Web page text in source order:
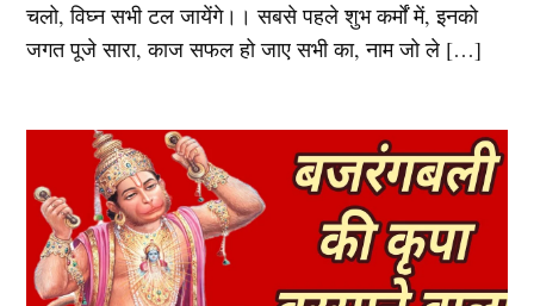
चलो, विघ्न सभी टल जायेंगे।। सबसे पहले शुभ कर्मों में, इनको
जगत पूजे सारा, काज सफल हो जाए सभी का, नाम जो ले […]